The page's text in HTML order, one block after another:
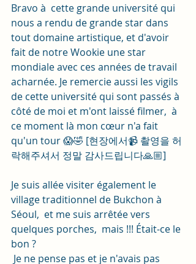
Bravo à  cette grande université qui
nous a rendu de grande star dans
tout domaine artistique, et d'avoir
fait de notre Wookie une star
mondiale avec ces années de travail
acharnée. Je remercie aussi les vigils
de cette université qui sont passés à
côté de moi et m'ont laissé filmer,  à
ce moment là mon cœur n'a fait
qu'un tour 😱🤣 [현장에서📹 촬영을 허
락해주셔서 정말 감사드립니다🙏🏼]
Je suis allée visiter également le
village traditionnel de Bukchon à
Séoul,  et me suis arrêtée vers
quelques porches,  mais !!! Était-ce le
bon ?